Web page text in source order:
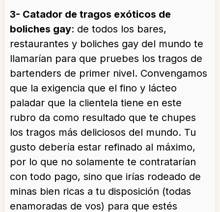
3- Catador de tragos exóticos de
boliches gay: de todos los bares,
restaurantes y boliches gay del mundo te
llamarían para que pruebes los tragos de
bartenders de primer nivel. Convengamos
que la exigencia que el fino y lácteo
paladar que la clientela tiene en este
rubro da como resultado que te chupes
los tragos más deliciosos del mundo. Tu
gusto debería estar refinado al máximo,
por lo que no solamente te contratarían
con todo pago, sino que irías rodeado de
minas bien ricas a tu disposición (todas
enamoradas de vos) para que estés